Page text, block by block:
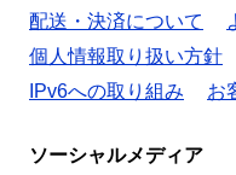
配送・決済について
個人情報取り扱い方針
IPv6への取り組み
お
ソーシャルメディア